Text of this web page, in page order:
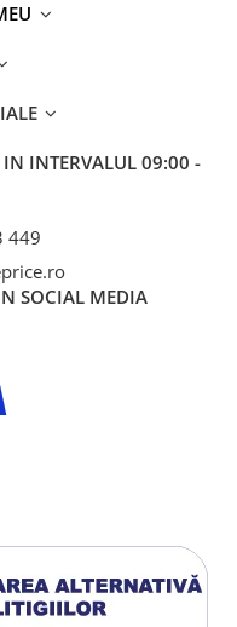
INTERVALUL 09:00 -
449
SOCIAL MEDIA